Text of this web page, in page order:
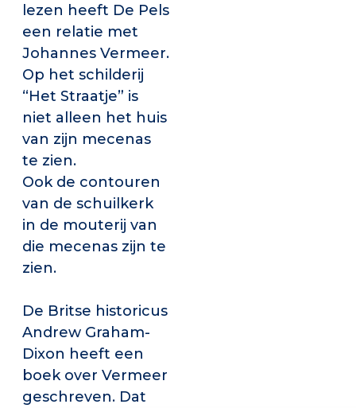
lezen heeft De Pels
een relatie met
Johannes Vermeer.
Op het schilderij
“Het Straatje” is
niet alleen het huis
van zijn mecenas
te zien.
Ook de contouren
van de schuilkerk
in de mouterij van
die mecenas zijn te
zien.
De Britse historicus
Andrew Graham-
Dixon heeft een
boek over Vermeer
geschreven. Dat